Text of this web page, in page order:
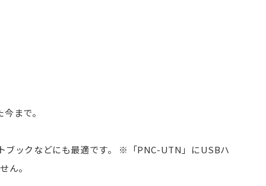
まで。
ックなどにも最適です。 ※「PNC-UTN」にUSBハ
ん。